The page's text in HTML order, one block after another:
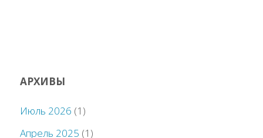
АРХИВЫ
Июль 2026 (1)
Апрель 2025 (1)